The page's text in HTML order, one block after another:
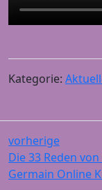
Kategorie:
vorherige
Die 33 Reden
Germain Online